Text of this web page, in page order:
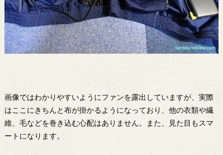
画像ではわかりやすいようにファンを露出していますが、実際
はここにきちんと布が掛かるようになっており、他の衣類や繊
維、毛などを巻き込む心配はありません。また、見た目もスマ
ートになります。